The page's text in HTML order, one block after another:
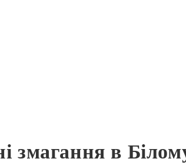
змагання в